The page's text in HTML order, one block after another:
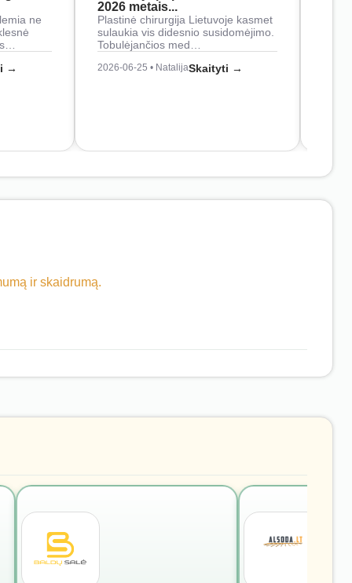
ne
→
2026 metais...
Plastinė chirurgija Lietuvoje kasmet
sulaukia vis didesnio susidomėjimo.
Tobulėjančios med…
2026-06-25 • NatalijaSkaityti →
ir skaidrumą.